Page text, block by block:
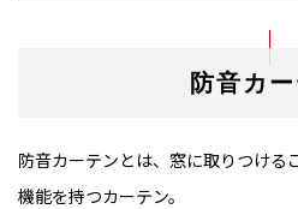
防音カ
防音カーテンとは、窓に取りつける
機能を持つカーテン。